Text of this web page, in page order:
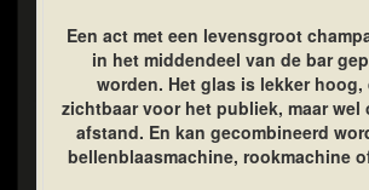
Een act met een levensgroot
in het middendeel van de bar
worden. Het glas is lekker hoog,
zichtbaar voor het publiek, maar wel
afstand. En kan gecombineerd
bellenblaasmachine, rookmachine